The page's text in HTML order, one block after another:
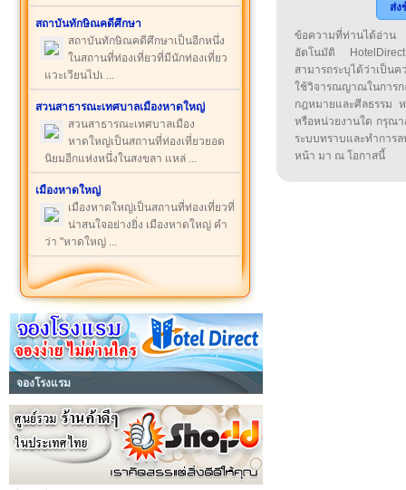
สถาบันทักษิณคดีศึกษา
สถาบันทักษิณคดีศึกษาเป็นอีกหนึ่ง
ในสถานที่ท่องเที่ยวที่มีนักท่องเที่ยว
แวะเวียนไปเ ...
สวนสาธารณะเทศบาลเมืองหาดใหญ่
สวนสาธารณะเทศบาลเมือง
หาดใหญ่เป็นสถานที่ท่องเที่ยวยอด
นิยมอีกแห่งหนึ่งในสงขลา แหล่ ...
เมืองหาดใหญ่
เมืองหาดใหญ่เป็นสถานที่ท่องเที่ยวที่
น่าสนใจอย่างยิ่ง เมืองหาดใหญ่ คำ
ว่า "หาดใหญ่ ...
จองโรงแรม
ส่ง
ข้อความที่ท่านได้อ่าน
อัตโนมัติ
สามารถระบุได้ว่าเป็น
ใช้วิจารณญาณในกา
กฎหมายและศีลธรรม
หรือหน่วยงานใด กรุณา
ระบบทราบและทำกา
หน้า มา ณ โอกาสนี้